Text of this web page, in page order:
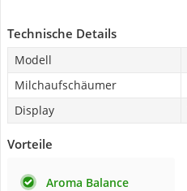
Technische Details
Modell
Milchaufschäumer
Display
Vorteile
Aroma Balance